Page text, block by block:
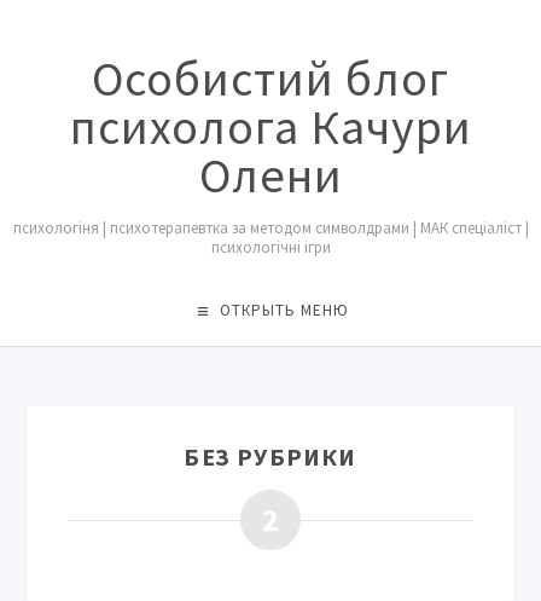
Особистий блог
психолога Качури
Олени
психологіня | психотерапевтка за методом символдрами | МАК спеціаліст |
психологічні ігри
ОТКРЫТЬ МЕНЮ
БЕЗ РУБРИКИ
2